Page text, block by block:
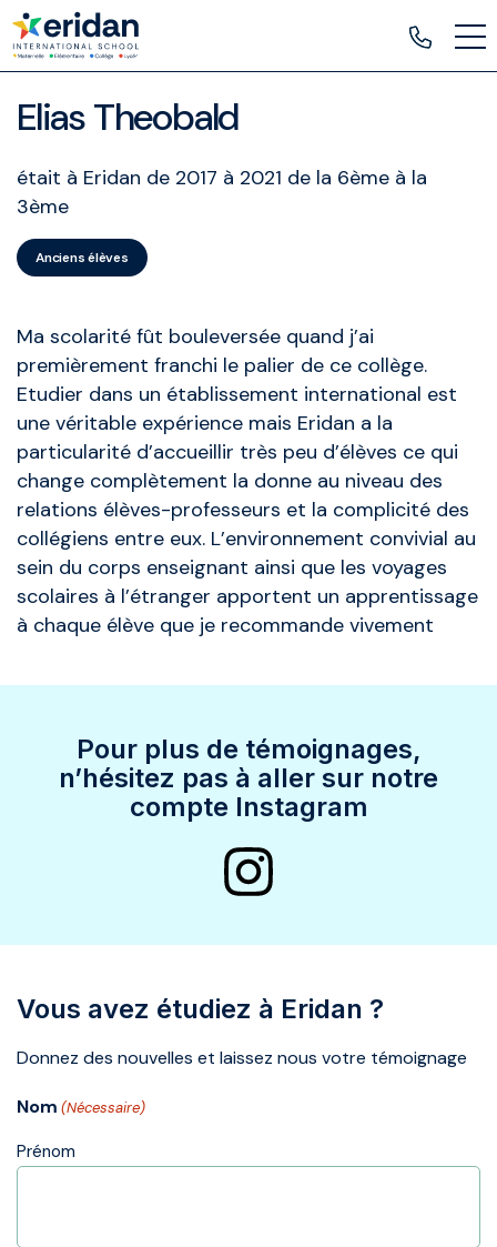
Elias Theobald
était à Eridan de 2017 à 2021 de la 6ème à la
3ème
Anciens élèves
Ma scolarité fût bouleversée quand j’ai
premièrement franchi le palier de ce collège.
Etudier dans un établissement international est
une véritable expérience mais Eridan a la
particularité d’accueillir très peu d’élèves ce qui
change complètement la donne au niveau des
relations élèves-professeurs et la complicité des
collégiens entre eux. L’environnement convivial au
sein du corps enseignant ainsi que les voyages
scolaires à l’étranger apportent un apprentissage
à chaque élève que je recommande vivement
Pour plus de témoignages,
n’hésitez pas à aller sur notre
compte Instagram
Vous avez étudiez à Eridan ?
Donnez des nouvelles et laissez nous votre témoignage
Nom (Nécessaire)
Prénom